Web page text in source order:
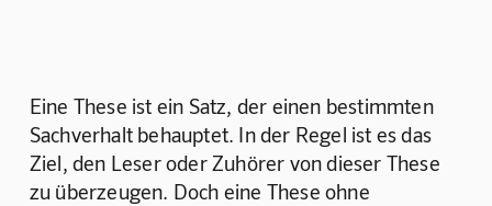
Eine These ist ein Satz, der einen bestimmten
Sachverhalt behauptet. In der Regel ist es das
Ziel, den Leser oder Zuhörer von dieser These
zu überzeugen. Doch eine These ohne